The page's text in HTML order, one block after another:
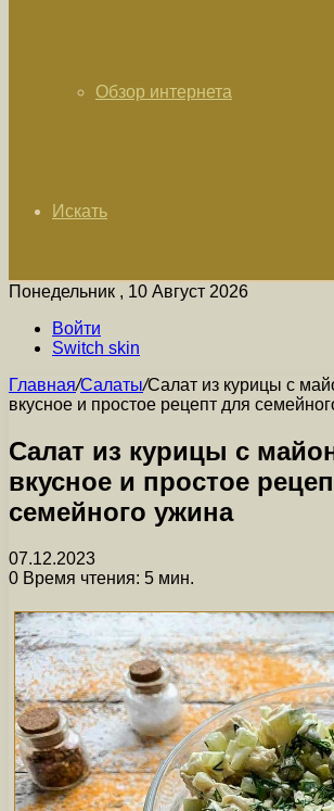
Обзор интернета
Искать
Понедельник , 10 Август 2026
Войти
Switch skin
Главная/Салаты/Салат из курицы с
вкусное и простое рецепт для
Салат из курицы с
вкусное и простое
семейного ужина
07.12.2023
0 Время чтения: 5 мин.